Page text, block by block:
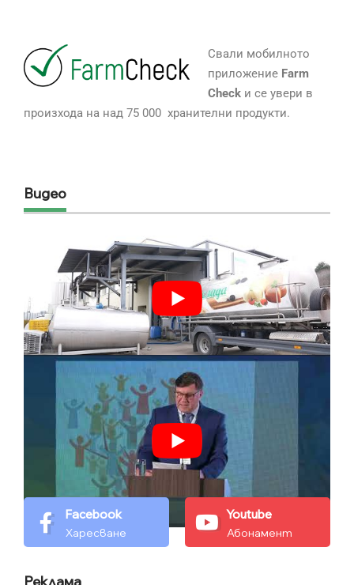
Свали мобилното
приложение Farm
Checkи се увери в
произхода на над 75 000 хранителни продукти.
Видео
Facebook
Харесване
Youtube
Абонамент